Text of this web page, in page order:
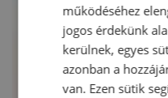
működéséhez
jogos érdekünk
kerülnek, egyes
azonban a
van. Ezen sütik